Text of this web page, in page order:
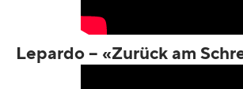
Lepardo – «Zurück am